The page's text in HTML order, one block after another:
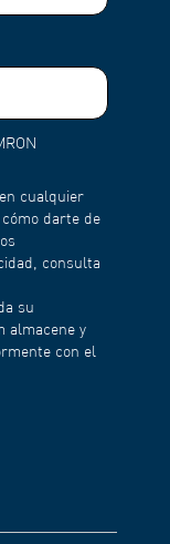
cualquier
darte de
consulta
su
almacene y
con el